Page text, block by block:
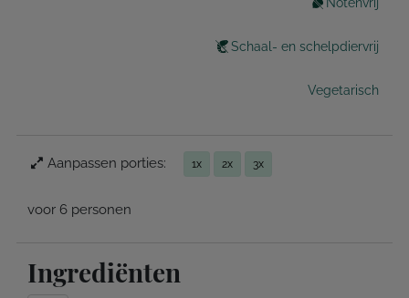
Schaal- en schelpdiervrij
Vegetarisch
Aanpassen porties: 1x 2x 3x
voor 6 personen
Ingrediënten